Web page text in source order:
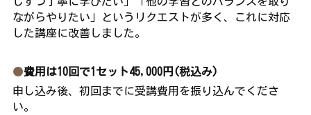
ながらやりたい」というリクエストが多く、これに対応
した講座に改善しました。
●費用は10回で1セット45,000円(税込み)
申し込み後、初回までに受講費用を振り込んでくださ
い。